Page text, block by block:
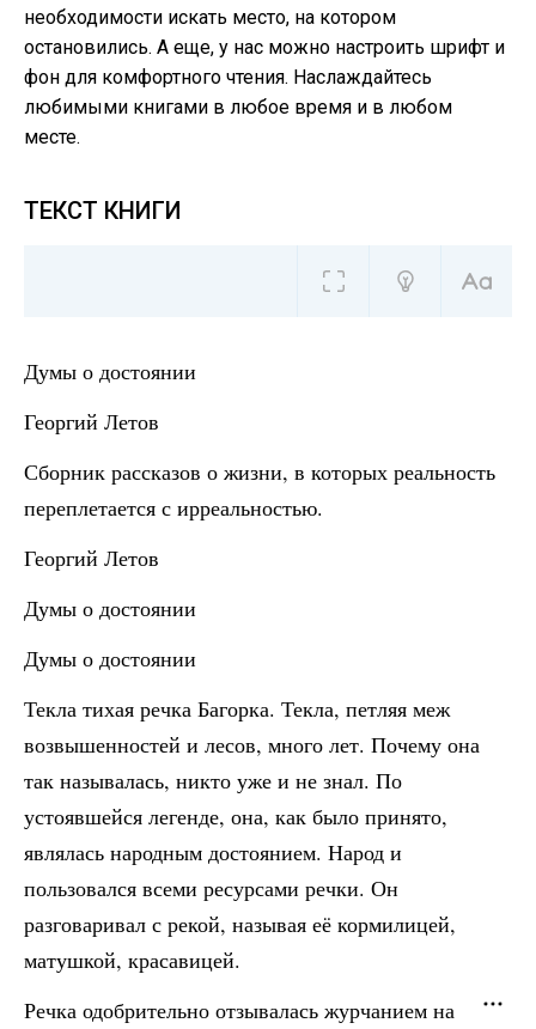
необходимости искать место, на котором
остановились. А еще, у нас можно настроить шрифт и
фон для комфортного чтения. Наслаждайтесь
любимыми книгами в любое время и в любом
месте.
ТЕКСТ КНИГИ
Думы о достоянии
Георгий Летов
Сборник рассказов о жизни, в которых реальность
переплетается с ирреальностью.
Георгий Летов
Думы о достоянии
Думы о достоянии
Текла тихая речка Багорка. Текла, петляя меж
возвышенностей и лесов, много лет. Почему она
так называлась, никто уже и не знал. По
устоявшейся легенде, она, как было принято,
являлась народным достоянием. Народ и
пользовался всеми ресурсами речки. Он
разговаривал с рекой, называя её кормилицей,
матушкой, красавицей.
Речка одобрительно отзывалась журчанием на